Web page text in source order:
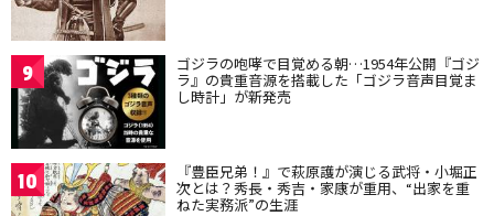
9 ゴジラの咆哮で目覚める朝…1954年公開『ゴジ
ラ』の貴重音源を搭載した「ゴジラ音声目覚ま
し時計」が新発売
10 『豊臣兄弟！』で萩原護が演じる武将・小堀正
次とは？秀長・秀吉・家康が重用、“出家を重
ねた実務派”の生涯